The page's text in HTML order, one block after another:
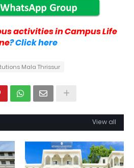
activities in Campus Life
? Click here
Mala Thrissur
View all